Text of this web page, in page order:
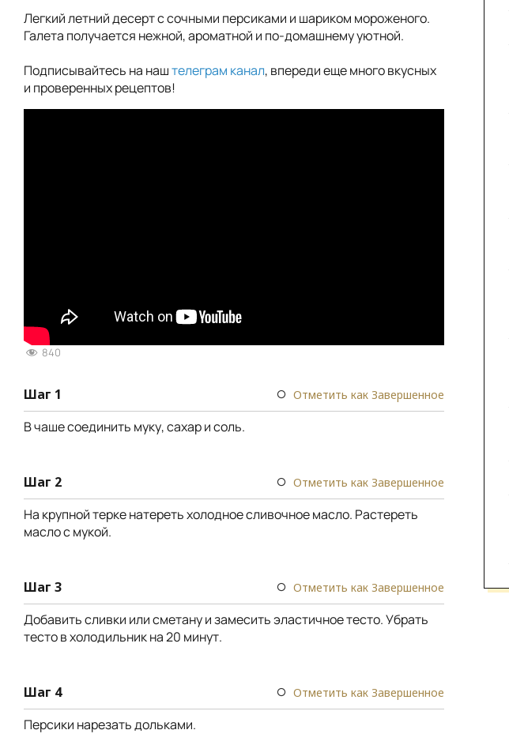
Легкий летний десерт с сочными персиками и шариком мороженого.
Галета получается нежной, ароматной и по-домашнему уютной.
Подписывайтесь на наштелеграм канал, впереди еще много вкусных
и проверенных рецептов!
840
Шаг 1 Отметить как Завершенное
В чаше соединить муку, сахар и соль.
Шаг 2 Отметить как Завершенное
На крупной терке натереть холодное сливочное масло. Растереть
масло с мукой.
Шаг 3 Отметить как Завершенное
Добавить сливки или сметану и замесить эластичное тесто. Убрать
тесто в холодильник на 20 минут.
Шаг 4 Отметить как Завершенное
Персики нарезать дольками.